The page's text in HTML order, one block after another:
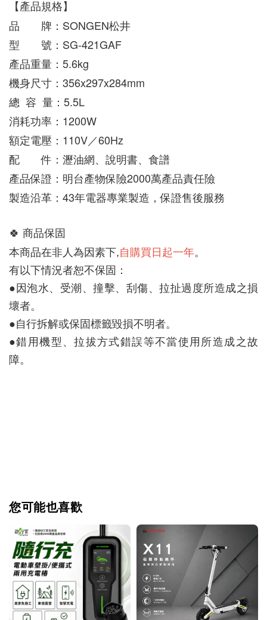
【產品規格】
品　　牌：SONGEN松井
型　　號：SG-421GAF
產品重量：5.6kg
機身尺寸：356x297x284mm
總  容  量：5.5L
消耗功率：1200W
額定電壓：110V／60Hz
配　　件：瀝油網、說明書、食譜
產品保證：明台產物保險2000萬產品責任險
製造沿革：43年電器專業製造，保證售後服務
🍀 商品保固
本商品在非人為因素下,自購買日起一年。
有以下情況者恕不保固：
●因泡水、受潮、撞擊、刮傷、拉扯過度所造成之損
壞者。
●自行拆解或保固標籤毀損不明者。
●錯用機型、拉拔方式錯誤等不當使用所造成之故
障。
您可能也喜歡